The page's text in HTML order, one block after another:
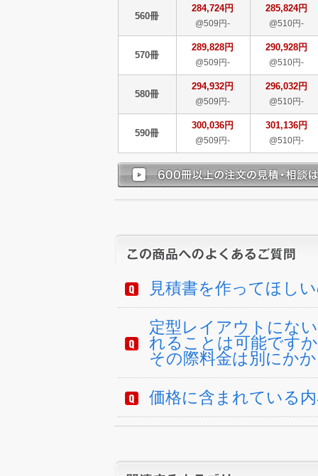
560冊
284,724円
@509円-
285,824円
@510円-
570冊
289,828円
@509円-
290,928円
@510円-
580冊
294,932円
@509円-
296,032円
@510円-
590冊
300,036円
@509円-
301,136円
@510円-
見積書を作ってほし
定型レイアウトにな
れることは可能です
その際料金は別にか
価格に含まれている